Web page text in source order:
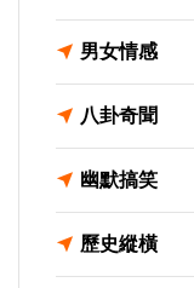
男女情感
八卦奇聞
幽默搞笑
歷史縱橫